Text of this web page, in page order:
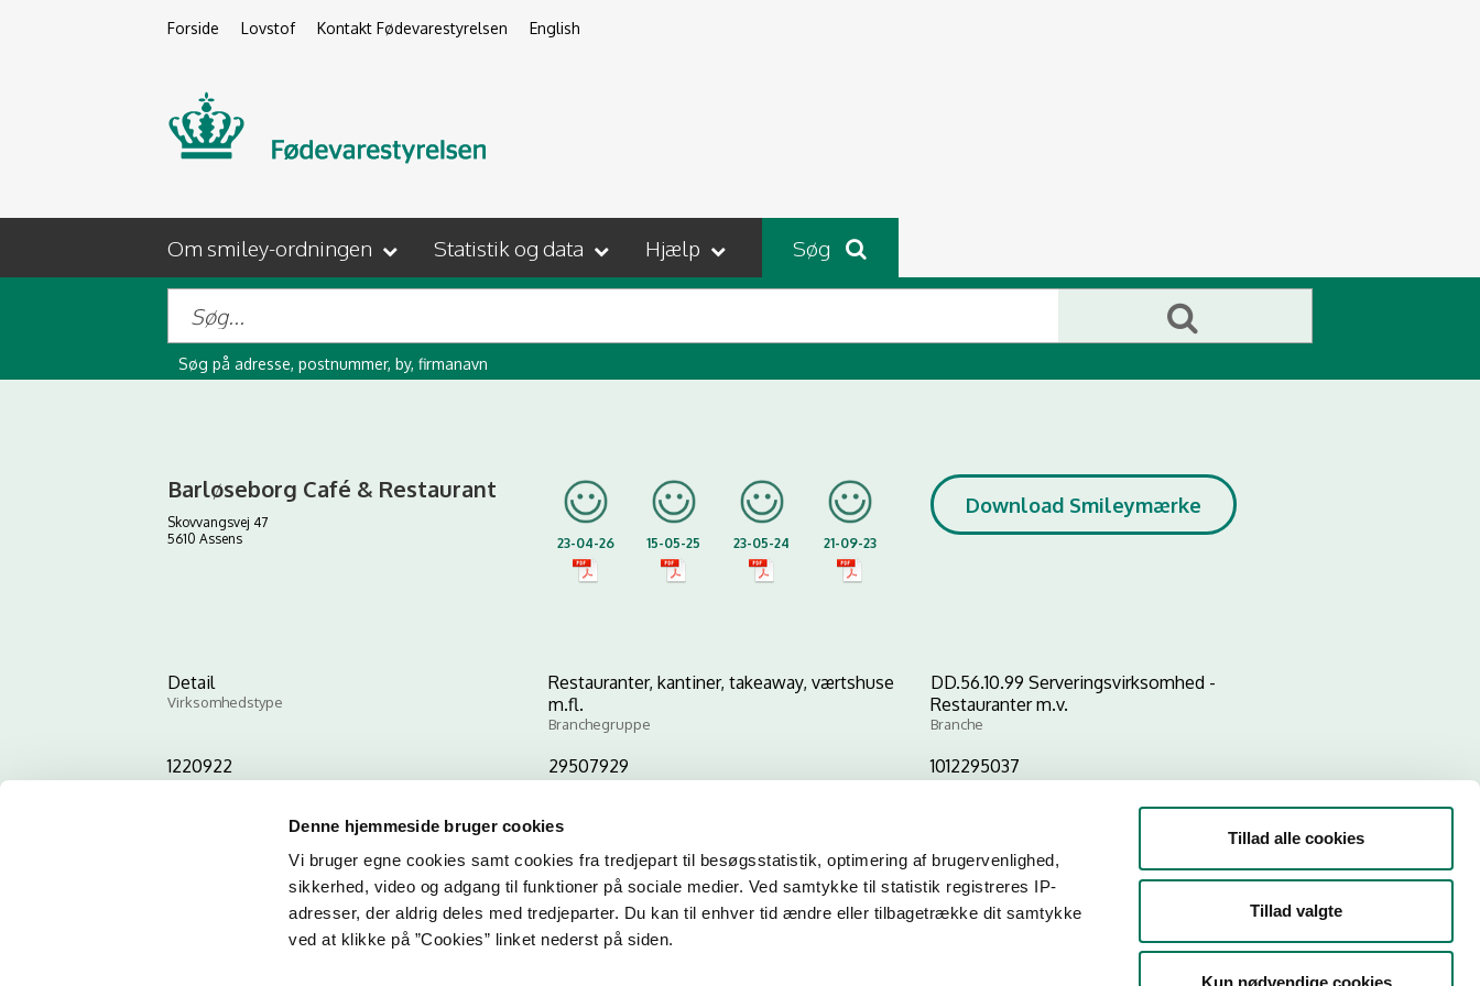
Denne hjemmeside bruger cookies
Vi bruger egne cookies samt cookies fra tredjepart til besøgsstatistik, optimering af brugervenlighed,
sikkerhed, video og adgang til funktioner på sociale medier. Ved samtykke til statistik registreres IP-
adresser, der aldrig deles med tredjeparter. Du kan til enhver tid ændre eller tilbagetrække dit samtykke
ved at klikke på ”Cookies” linket nederst på siden.
Tillad alle cookies
Tillad valgte
Kun nødvendige cookies
Forside Lovstof Kontakt Fødevarestyrelsen English
Om smiley-ordningen Statistik og data Hjælp Søg
Søg på adresse, postnummer, by, firmanavn
Barløseborg Café & Restaurant
Skovvangsvej 47
5610 Assens
23-04-26 15-05-25 23-05-24 21-09-23
Download Smileymærke
Detail
Virksomhedstype
Restauranter, kantiner, takeaway, værtshuse
m.fl.
Branchegruppe
DD.56.10.99 Serveringsvirksomhed -
Restauranter m.v.
Branche
1220922
ID-nummer
29507929
CVR-nr
1012295037
P-nr
Kopier link til at indsætte på virksomhedens hjemmeside